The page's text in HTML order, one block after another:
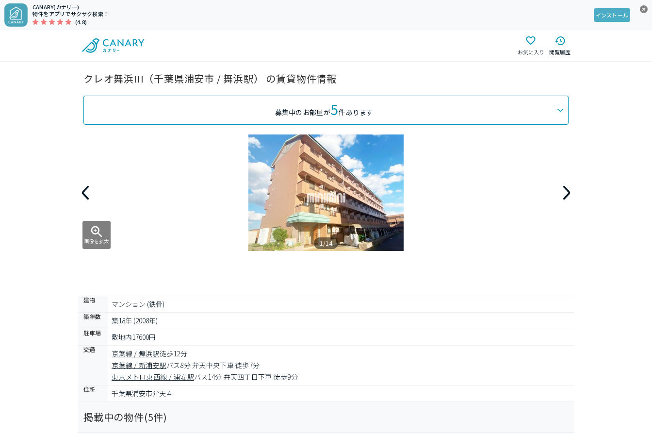
CANARY(カナリー)
物件をアプリでサクサク検索！
(4.8)
インストール
お気に入り 閲覧履歴
クレオ舞浜III（千葉県浦安市 / 舞浜駅） の賃貸物件情報
募集中のお部屋が5件あります
画像を拡大 1/14
建物 マンション (鉄骨)
築年数 築18年 (2008年)
駐車場 敷地内17600円
交通 京葉線 / 舞浜駅徒歩12分
京葉線 / 新浦安駅バス8分 弁天中央下車 徒歩7分
東京メトロ東西線 / 浦安駅バス14分 弁天四丁目下車 徒歩9分
住所 千葉県浦安市弁天４
掲載中の物件(5件)